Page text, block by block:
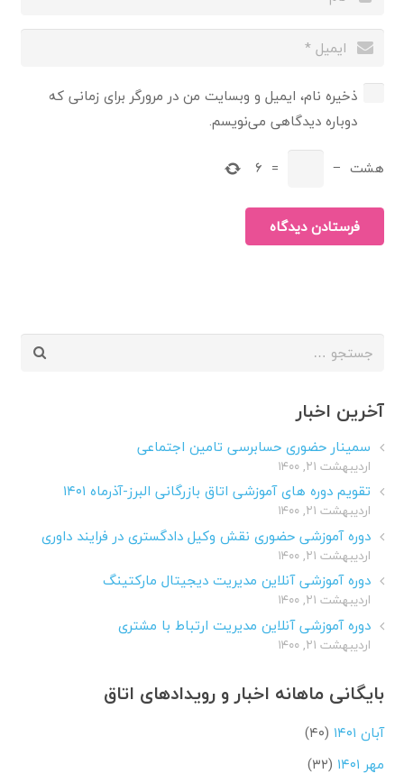
ذخیره نام، ایمیل و وبسایت من در مرورگر برای زمانی که
دوباره دیدگاهی می‌نویسم.
هشت −
=
6
فرستادن دیدگاه
جستجو
آخرین اخبار
سمینار حضوری حسابرسی تامین اجتماعی
اردیبهشت ۲۱, ۱۴۰۰
تقویم دوره های آموزشی اتاق بازرگانی البرز-آذرماه ۱۴۰۱
اردیبهشت ۲۱, ۱۴۰۰
دوره آموزشی حضوری نقش وکیل دادگستری در فرایند داوری
اردیبهشت ۲۱, ۱۴۰۰
دوره آموزشی آنلاین مدیریت دیجیتال مارکتینگ
اردیبهشت ۲۱, ۱۴۰۰
دوره آموزشی آنلاین مدیریت ارتباط با مشتری
اردیبهشت ۲۱, ۱۴۰۰
بایگانی ماهانه اخبار و رویدادهای اتاق
آبان ۱۴۰۱
(۴۰)
مهر ۱۴۰۱
(۳۲)